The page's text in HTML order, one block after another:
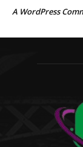
A WordPress